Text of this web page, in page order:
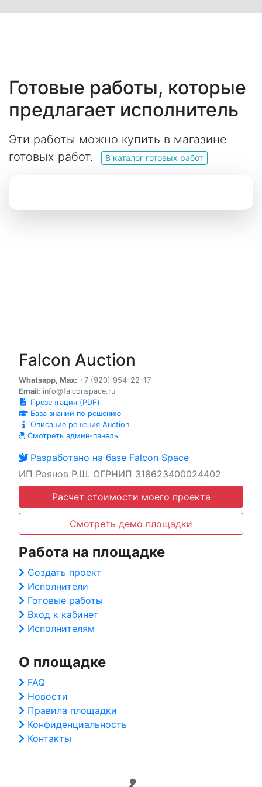
Готовые работы, которые
предлагает исполнитель
Эти работы можно купить в магазине
готовых работ.
В каталог готовых работ
Falcon Auction
Whatsapp, Max: +7 (920) 954-22-17
Email: info@falconspace.ru
Презентация (PDF)
База знаний по решению
Описание решения Auction
Смотреть админ-панель
Разработано на базе Falcon Space
ИП Раянов Р.Ш. ОГРНИП 318623400024402
Расчет стоимости моего проекта
Смотреть демо площадки
Работа на площадке
Создать проект
Исполнители
Готовые работы
Вход к кабинет
Исполнителям
О площадке
FAQ
Новости
Правила площадки
Конфиденциальность
Контакты